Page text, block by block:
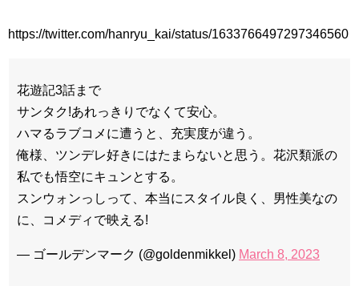
https://twitter.com/hanryu_kai/status/1633766497297346560
花遊記3話まで
サンタク!あれっきりでなくて安心。
ハマるラブコメに遭うと、充実度が違う。
俺様、ツンデレ好きにはたまらないと思う。花沢類派の
私でも悟空にキュンとする。
スンウォンっしって、本当にスタイル良く、男性美なの
に、コメディで映える!
— ゴールデンマーク (@goldenmikkel) March 8, 2023